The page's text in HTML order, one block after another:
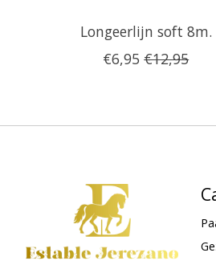
Longeerlijn soft 8m.
€6,95 €12,95